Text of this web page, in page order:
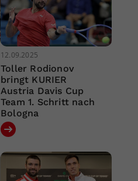
12.09.2025
Toller Rodionov
bringt KURIER
Austria Davis Cup
Team 1. Schritt nach
Bologna